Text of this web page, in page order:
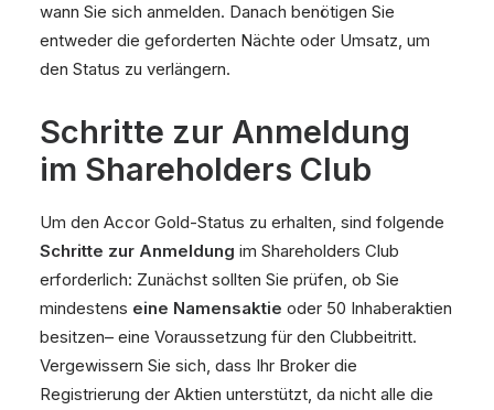
wann Sie sich anmelden. Danach benötigen Sie
entweder die geforderten Nächte oder Umsatz, um
den Status zu verlängern.
Schritte zur Anmeldung
im Shareholders Club
Um den Accor Gold-Status zu erhalten, sind folgende
Schritte zur Anmeldung im Shareholders Club
erforderlich: Zunächst sollten Sie prüfen, ob Sie
mindestens eine Namensaktie oder 50 Inhaberaktien
besitzen– eine Voraussetzung für den Clubbeitritt.
Vergewissern Sie sich, dass Ihr Broker die
Registrierung der Aktien unterstützt, da nicht alle die